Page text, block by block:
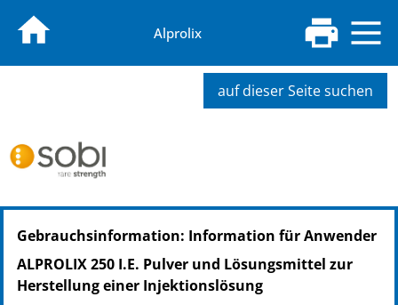
Alprolix
auf dieser Seite suchen
PZN: 11711112
PPN: 111171111231
GTIN: 07350031441048
Gebrauchsinformation: Information für Anwender
ALPROLIX 250 I.E. Pulver und Lösungsmittel zur
Herstellung einer Injektionslösung